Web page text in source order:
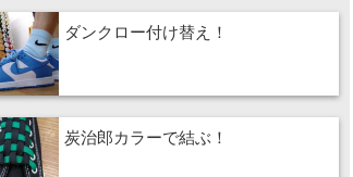
ダンクロー付け替え！
炭治郎カラーで結ぶ！